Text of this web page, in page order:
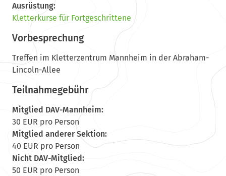
Ausrüstung:
Kletterkurse für Fortgeschrittene
Vorbesprechung
Treffen im Kletterzentrum Mannheim in der Abraham-
Lincoln-Allee
Teilnahmegebühr
Mitglied DAV-Mannheim:
30 EUR pro Person
Mitglied anderer Sektion:
40 EUR pro Person
Nicht DAV-Mitglied:
50 EUR pro Person